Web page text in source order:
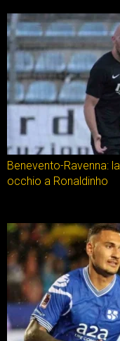
Benevento-Ravenna:
occhio a Ronaldinho